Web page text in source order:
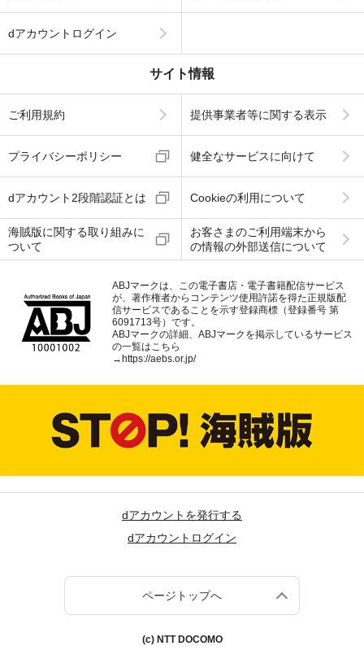
dアカウントログイン
サイト情報
ご利用規約 提供事業者等に関する表示
プライバシーポリシー 健全なサービスに向けて
dアカウント2段階認証とは Cookieの利用について
海賊版に関する取り組みに
ついて
お客さまのご利用端末から
の情報の外部送信について
ABJマークは、この電子書店・電子書籍配信サービス
が、著作権者からコンテンツ使用許諾を得た正規版配
信サービスであることを示す登録商標（登録番号 第
6091713号）です。
ABJマークの詳細、ABJマークを掲示しているサービス
の一覧はこちら
→ https://aebs.or.jp/
dアカウントを発行する
dアカウントログイン
ページトップへ
(c) NTT DOCOMO